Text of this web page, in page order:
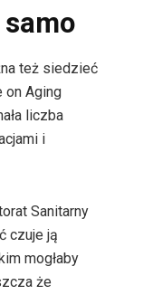
też siedzieć
on Aging
liczba
i
Sanitarny
czuje ją
mogłaby
że